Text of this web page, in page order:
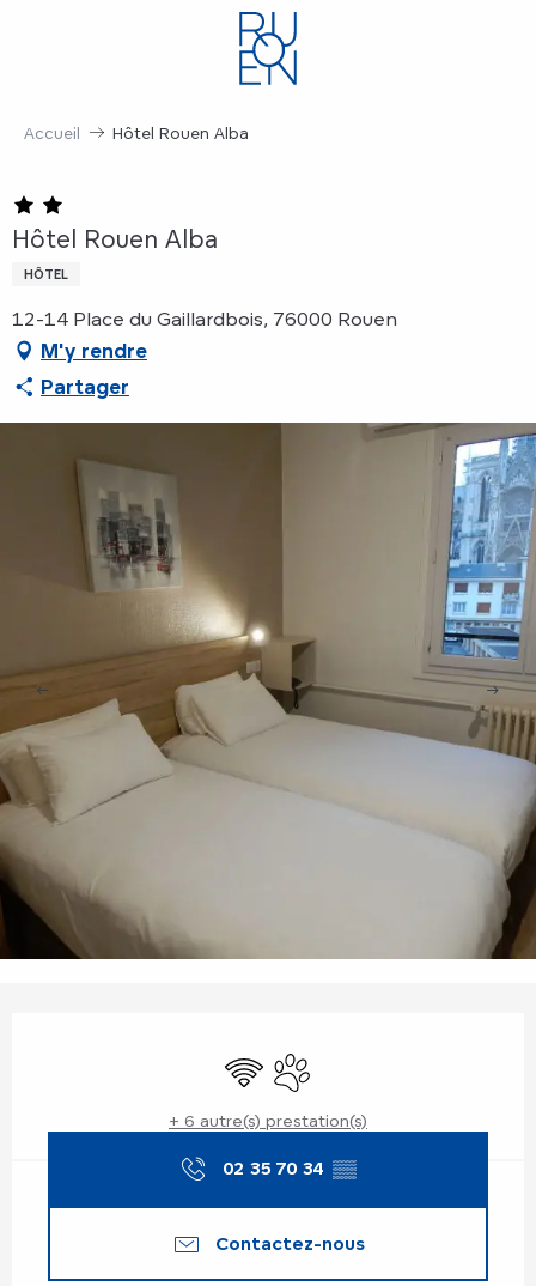
Accueil Hôtel Rouen Alba
Hôtel Rouen Alba
HÔTEL
12-14 Place du Gaillardbois, 76000 Rouen
M'y rendre
Partager
WiFi Animaux acceptés
+ 6 autre(s) prestation(s)
02 35 70 34 ▒▒
Contactez-nous